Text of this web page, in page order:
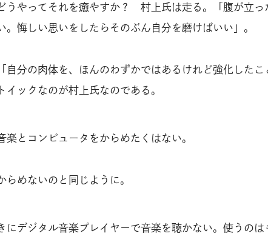
うやってそれを癒やすか？ 村上氏は走る。「腹が立っ
。悔しい思いをしたらそのぶん自分を磨けばいい」。
自分の肉体を、ほんのわずかではあるけれど強化したこ
イックなのが村上氏なのである。
とコンピュータをからめたくはない。
めないのと同じように。
にデジタル音楽プレイヤーで音楽を聴かない。使うのは